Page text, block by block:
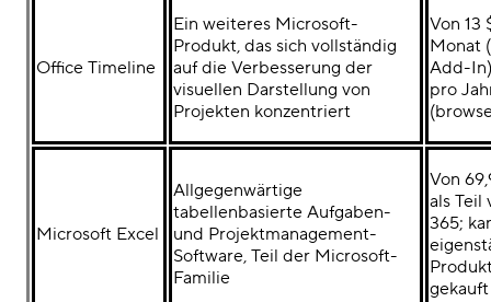
Office Timeline
Ein weiteres Microsoft-
Produkt, das sich vollständig
auf die Verbesserung der
visuellen Darstellung von
Projekten konzentriert
Von 13
Monat
Add-
pro
Microsoft Excel
Allgegenwärtige
tabellenbasierte Aufgaben-
und Projektmanagement-
Software, Teil der Microsoft-
Familie
Von
als Teil
365;